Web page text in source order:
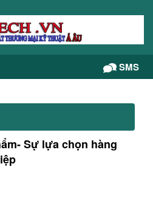
SMS
Sự lựa chọn hàng